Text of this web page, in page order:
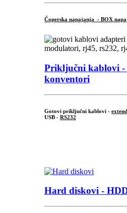
Čoperska napajanja - BOX
Priključni kablovi -
konventori
Gotovi priključni kablovi -
USB - RS232
Hard diskovi -